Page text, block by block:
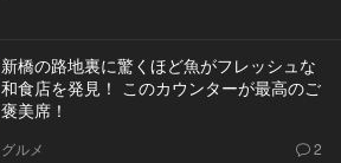
新橋の路地裏に驚くほど魚がフレッシュな
和食店を発見！ このカウンターが最高のご
褒美席！
グルメ 2